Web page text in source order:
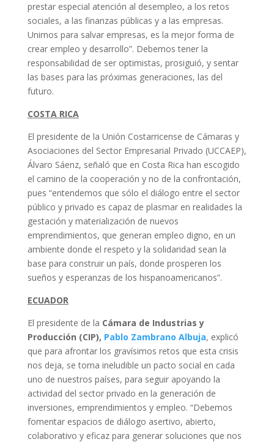
prestar especial atención al desempleo, a los retos
sociales, a las finanzas públicas y a las empresas.
Unirnos para salvar empresas, es la mejor forma de
crear empleo y desarrollo”. Debemos tener la
responsabilidad de ser optimistas, prosiguió, y sentar
las bases para las próximas generaciones, las del
futuro.
COSTA RICA
El presidente de la Unión Costarricense de Cámaras y
Asociaciones del Sector Empresarial Privado (UCCAEP),
Álvaro Sáenz, señaló que en Costa Rica han escogido
el camino de la cooperación y no de la confrontación,
pues “entendemos que sólo el diálogo entre el sector
público y privado es capaz de plasmar en realidades la
gestación y materialización de nuevos
emprendimientos, que generan empleo digno, en un
ambiente donde el respeto y la solidaridad sean la
base para construir un país, donde prosperen los
sueños y esperanzas de los hispanoamericanos”.
ECUADOR
El presidente de la Cámara de Industrias y
Producción (CIP), Pablo Zambrano Albuja, explicó
que para afrontar los gravísimos retos que esta crisis
nos deja, se torna ineludible un pacto social en cada
uno de nuestros países, para seguir apoyando la
actividad del sector privado en la generación de
inversiones, emprendimientos y empleo. “Debemos
fomentar espacios de diálogo asertivo, abierto,
colaborativo y eficaz para generar soluciones que nos